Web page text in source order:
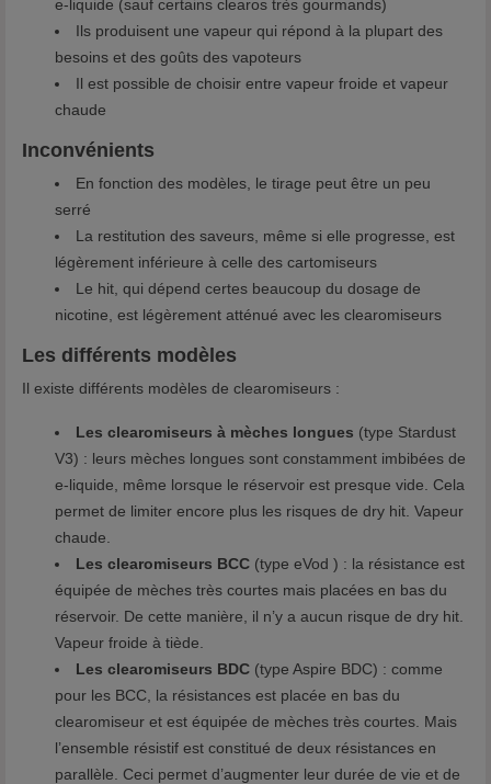
e-liquide (sauf certains clearos très gourmands)
Ils produisent une vapeur qui répond à la plupart des
besoins et des goûts des vapoteurs
Il est possible de choisir entre vapeur froide et vapeur
chaude
Inconvénients
En fonction des modèles, le tirage peut être un peu
serré
La restitution des saveurs, même si elle progresse, est
légèrement inférieure à celle des cartomiseurs
Le hit, qui dépend certes beaucoup du dosage de
nicotine, est légèrement atténué avec les clearomiseurs
Les différents modèles
Il existe différents modèles de clearomiseurs :
Les clearomiseurs à mèches longues (type Stardust
V3) : leurs mèches longues sont constamment imbibées de
e-liquide, même lorsque le réservoir est presque vide. Cela
permet de limiter encore plus les risques de dry hit. Vapeur
chaude.
Les clearomiseurs BCC (type eVod ) : la résistance est
équipée de mèches très courtes mais placées en bas du
réservoir. De cette manière, il n’y a aucun risque de dry hit.
Vapeur froide à tiède.
Les clearomiseurs BDC (type Aspire BDC) : comme
pour les BCC, la résistances est placée en bas du
clearomiseur et est équipée de mèches très courtes. Mais
l’ensemble résistif est constitué de deux résistances en
parallèle. Ceci permet d’augmenter leur durée de vie et de